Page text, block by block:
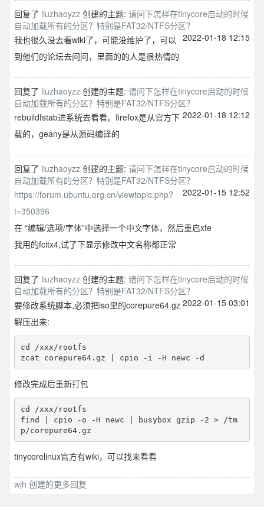
回复了 liuzhaoyzz 创建的主题: 请问下怎样在tinycore启动的时候
自动加载所有的分区？特别是FAT32/NTFS分区？
2022-01-18 12:15
我也很久没去看wiki了，可能没维护了，可以
到他们的论坛去问问，里面的的人是很热情的
回复了 liuzhaoyzz 创建的主题: 请问下怎样在tinycore启动的时候
自动加载所有的分区？特别是FAT32/NTFS分区？
2022-01-18 12:12
rebuildfstab进系统去看看。firefox是从官方下
载的，geany是从源码编译的
回复了 liuzhaoyzz 创建的主题: 请问下怎样在tinycore启动的时候
自动加载所有的分区？特别是FAT32/NTFS分区？
2022-01-15 12:52
https://forum.ubuntu.org.cn/viewtopic.php?
t=350396
在 “编辑/选项/字体”中选择一个中文字体，然后重启xfe
我用的fcitx4,试了下显示修改中文名称都正常
回复了 liuzhaoyzz 创建的主题: 请问下怎样在tinycore启动的时候
自动加载所有的分区？特别是FAT32/NTFS分区？
2022-01-15 03:01
要修改系统脚本,必须把iso里的corepure64.gz
解压出来:
cd /xxx/rootfs
修改完成后重新打包
cd /xxx/rootfs
find | cpio -o -H newc | busybox gzip -2 > /tm
tinycorelinux官方有wiki，可以找来看看
wjh 创建的更多回复